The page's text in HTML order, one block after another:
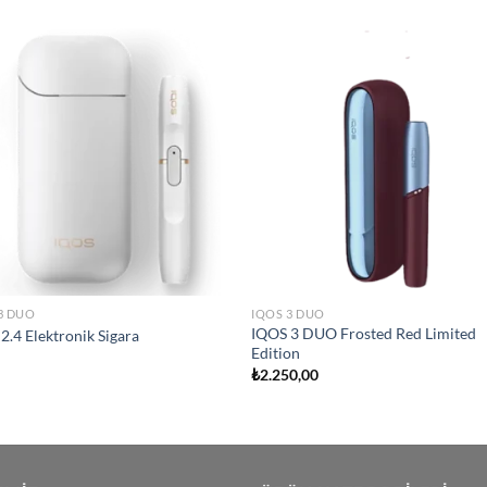
Add to
wishlist
DUO
2.4 Elektronik Sigara
IQOS 3 DUO
IQOS 3 DUO Frosted Red Limited
Edition
₺2.250,00